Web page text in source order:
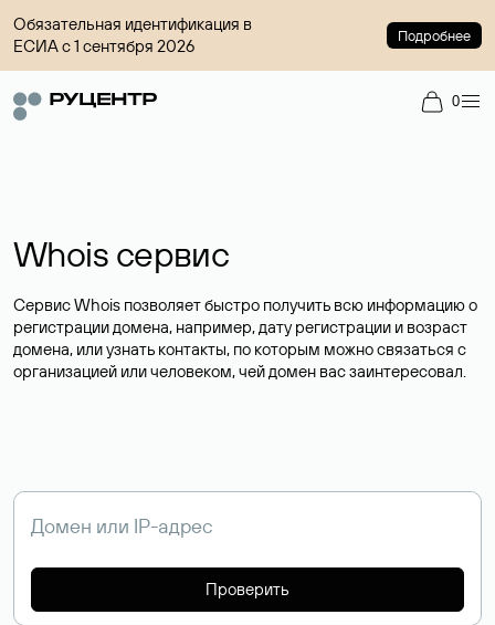
Обязательная идентификация в
ЕСИА с 1 сентября 2026
Подробнее
0
Whois сервис
Сервис Whois позволяет быстро получить всю информацию о
регистрации домена, например, дату регистрации и возраст
домена, или узнать контакты, по которым можно связаться с
организацией или человеком, чей домен вас заинтересовал.
Проверить